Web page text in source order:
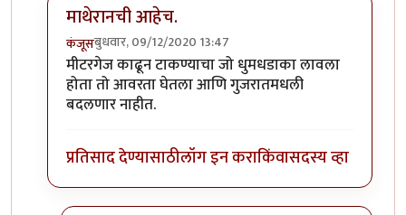
माथेरानची आहेच.
कंजूसबुधवार, 09/12/2020 13:47
In reply toनॅरोगेज ट्रेन...byहेमंतकुमार
मीटरगेज काढून टाकण्याचा जो धुमधडाका लावला
होता तो आवरता घेतला आणि गुजरातमधली
बदलणार नाहीत.
प्रतिसाद देण्यासाठीलॉग इन कराकिंवासदस्य व्हा